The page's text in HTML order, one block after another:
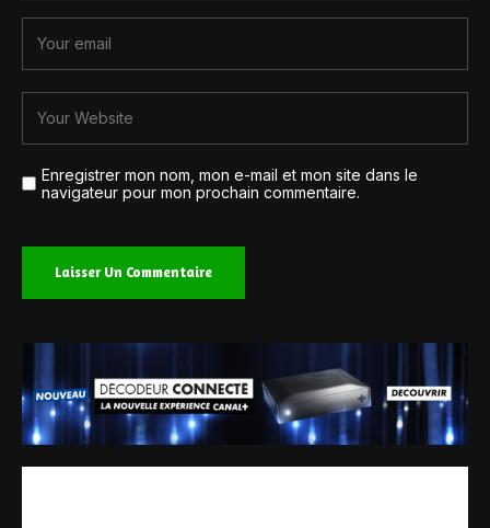
Enregistrer mon nom, mon e-mail et mon site dans le
navigateur pour mon prochain commentaire.